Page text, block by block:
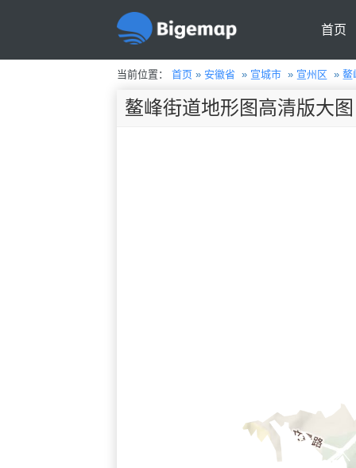
首页
当前位置： 首页» 安徽省 » 宣城市» 宣州区 » 鳌
鳌峰街道地形图高清版大图